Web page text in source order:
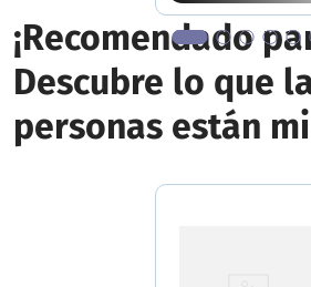
¡Recomendado
Descubre lo que
personas están